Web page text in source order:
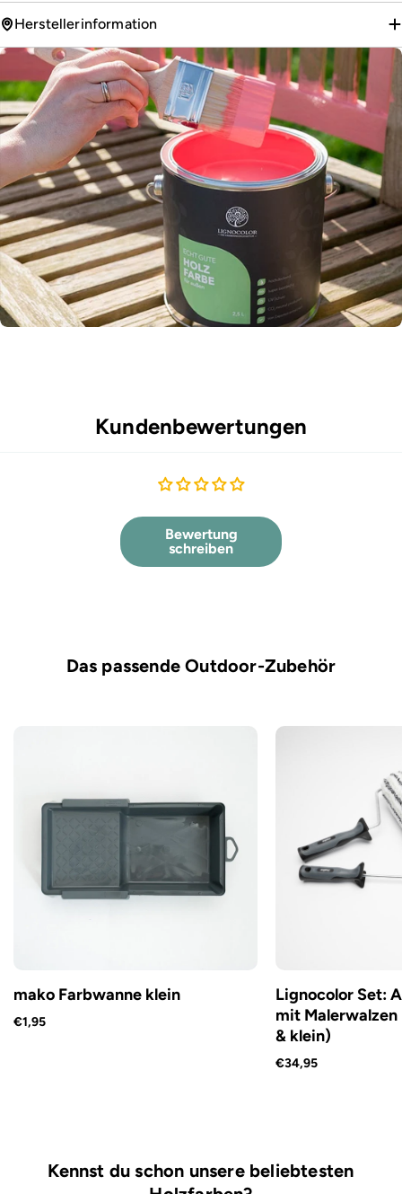
Herstellerinformation
Kundenbewertungen
Bewertung
schreiben
Das passende Outdoor-Zubehör
mako Farbwanne klein
€1,95
Lignocolor Set:
mit
& klein)
€34,95
Kennst du schon unsere beliebtesten